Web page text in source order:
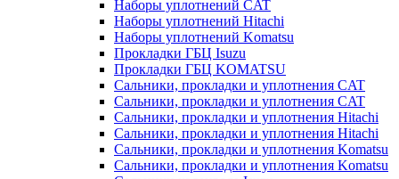
Наборы уплотнений CAT
Наборы уплотнений Hitachi
Наборы уплотнений Komatsu
Прокладки ГБЦ Isuzu
Прокладки ГБЦ KOMATSU
Сальники, прокладки и уплотнения CAT
Сальники, прокладки и уплотнения CAT
Сальники, прокладки и уплотнения Hitachi
Сальники, прокладки и уплотнения Hitachi
Сальники, прокладки и уплотнения Komatsu
Сальники, прокладки и уплотнения Komatsu